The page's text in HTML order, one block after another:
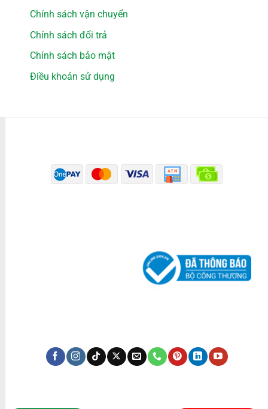
Chính sách vận chuyển
Chính sách đổi trả
Chính sách bảo mật
Điều khoản sử dụng